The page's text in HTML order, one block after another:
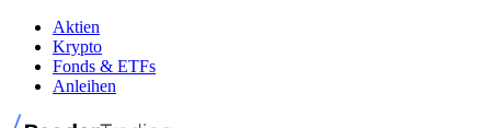
Aktien
Krypto
Fonds & ETFs
Anleihen